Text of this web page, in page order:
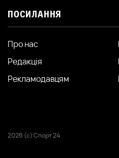
ПОСИЛАННЯ
Про нас
Редакція
Рекламодавцям
2026 (с) Спорт 24